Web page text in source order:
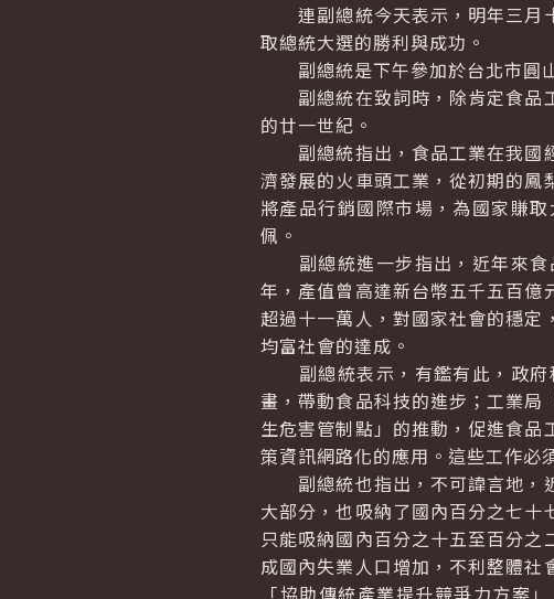
連副總統今天表示，明年三月
取總統大選的勝利與成功。
副總統是下午參加於台北市圓
副總統在致詞時，除肯定食品
的廿一世紀。
副總統指出，食品工業在我國
濟發展的火車頭工業，從初期的
將產品行銷國際市場，為國家賺
佩。
副總統進一步指出，近年來食
年，產值曾高達新台幣五千五百
超過十一萬人，對國家社會的穩
均富社會的達成。
副總統表示，有鑑有此，政府
畫，帶動食品科技的進步；工業
生危害管制點」的推動，促進食
策資訊網路化的應用。這些工作必
副總統也指出，不可諱言地，
大部分，也吸納了國內百分之七
只能吸納國內百分之十五至百分
成國內失業人口增加，不利整體
「協助傳統產業提升競爭力方案